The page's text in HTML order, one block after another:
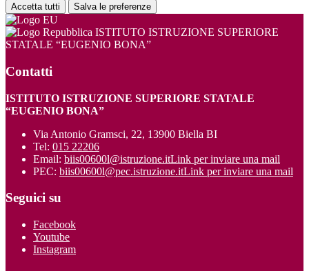
Accetta tutti Salva le preferenze
ISTITUTO ISTRUZIONE SUPERIORE
STATALE “EUGENIO BONA”
Contatti
ISTITUTO ISTRUZIONE SUPERIORE STATALE
“EUGENIO BONA”
Via Antonio Gramsci, 22, 13900 Biella BI
Tel: 015 22206
Email: biis00600l@istruzione.itLink per inviare una mail
PEC: biis00600l@pec.istruzione.itLink per inviare una mail
Seguici su
Facebook
Youtube
Instagram